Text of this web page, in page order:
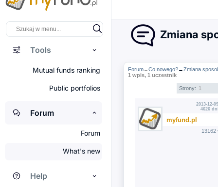
Tools
Mutual funds ranking
Public portfolios
Forum
Forum
What's new
Help
Zmiana
Forum→Co nowego?→Zmiana
1 wpis, 1 uczestnik
Strony: 1
2013-12-
4626
myfund.pl
13162